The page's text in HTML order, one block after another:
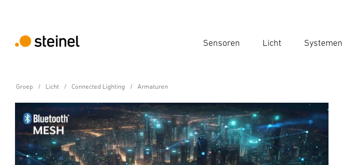
Sensoren Licht Systemen
Groep Licht Connected Lighting Armaturen